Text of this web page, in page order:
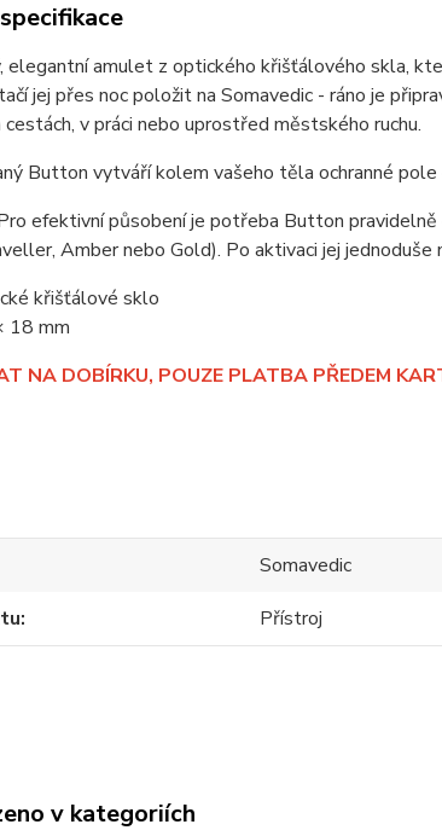
elegantní amulet z optického křišťálového skla,
jej přes noc položit na Somavedic - ráno je
v práci nebo uprostřed městského ruchu.
Button vytváří kolem vašeho těla ochranné
efektivní působení je potřeba Button
Amber nebo Gold). Po aktivaci jej
křišťálové sklo
18 mm
NA DOBÍRKU, POUZE PLATBA PŘEDEM
Somavedic
Přístroj
v kategoriích